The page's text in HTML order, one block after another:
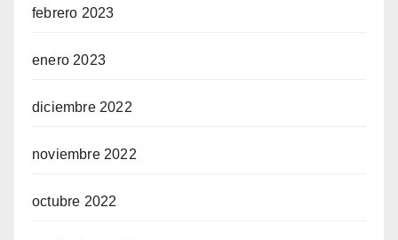
febrero 2023
enero 2023
diciembre 2022
noviembre 2022
octubre 2022